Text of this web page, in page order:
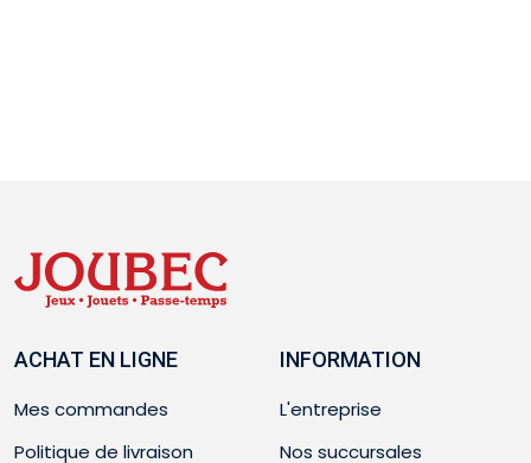
ACHAT EN LIGNE
Mes commandes
Politique de livraison
INFORMATION
L'entreprise
Nos succursales